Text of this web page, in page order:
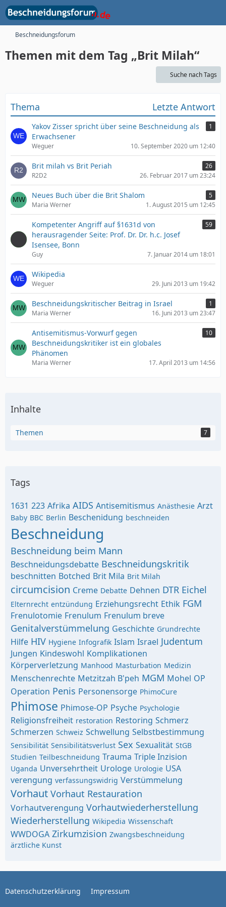
Beschneidungsforum
Themen mit dem Tag „Brit Milah“
Suche nach Tags
Thema Letzte Antwort
Yakov Zisser spricht über seine Beschneidung als
Erwachsener
1
Weguer 10. September 2020 um 12:40
Brit milah vs Brit Periah
26
R2D2
26. Februar 2017 um 23:24
Neues Buch über die Brit Shalom
5
Maria Werner
1. August 2015 um 12:45
Kompetenter Angriff auf §1631d von
herausragender Seite: Prof. Dr. Dr. h.c. Josef
Isensee, Bonn
59
Guy 7. Januar 2014 um 18:01
Wikipedia
Weguer 29. Juni 2013 um 19:42
Beschneidungskritischer Beitrag in Israel
1
Maria Werner
16. Juni 2013 um 23:47
Antisemitismus-Vorwurf gegen
Beschneidungskritiker ist ein globales
Phänomen
10
Maria Werner 17. April 2013 um 14:56
Inhalte
Themen 7
Tags
1631 223 Afrika AIDS Antisemitismus Anästhesie Arzt
Baby BBC Berlin Beschenidung beschneiden
Beschneidung
Beschneidung beim Mann
Beschneidungsdebatte Beschneidungskritik
beschnitten Botched Brit Mila Brit Milah
circumcision Creme Debatte Dehnen DTR Eichel
Elternrecht entzündung Erziehungsrecht Ethik FGM
Frenulotomie Frenulum Frenulum breve
Genitalverstümmelung Geschichte Grundrechte
Hilfe HIV Hygiene Infografik Islam Israel Judentum
Jungen Kindeswohl Komplikationen
Körperverletzung Manhood Masturbation Medizin
Menschenrechte Metzitzah B'peh MGM Mohel OP
Operation Penis Personensorge PhimoCure
Phimose Phimose-OP Psyche Psychologie
Religionsfreiheit restoration Restoring Schmerz
Schmerzen Schweiz Schwellung Selbstbestimmung
Sensibilität Sensibilitätsverlust Sex Sexualität StGB
Studien Teilbeschneidung Trauma Triple Inzision
Uganda Unversehrtheit Urologe Urologie USA
verengung verfassungswidrig Verstümmelung
Vorhaut Vorhaut Restauration
Vorhautverengung Vorhautwiederherstellung
Wiederherstellung Wikipedia Wissenschaft
WWDOGA Zirkumzision Zwangsbeschneidung
ärztliche Kunst
Datenschutzerklärung Impressum